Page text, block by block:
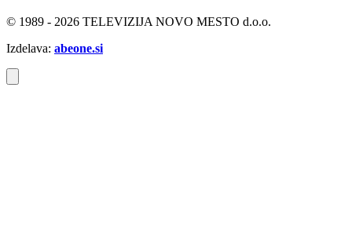
© 1989 - 2026 TELEVIZIJA NOVO MESTO d.o.o.
Izdelava: abeone.si